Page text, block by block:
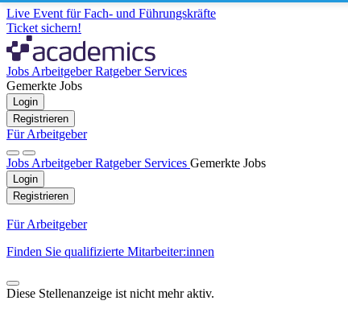
Live Event für Fach- und Führungskräfte
Ticket sichern!
Jobs ArbeitgeberRatgeber Services
Gemerkte Jobs
Login
Registrieren
Für Arbeitgeber
Jobs ArbeitgeberRatgeber Services Gemerkte Jobs
Login
Registrieren
Für Arbeitgeber
Finden Sie qualifizierte Mitarbeiter:innen
Diese Stellenanzeige ist nicht mehr aktiv.